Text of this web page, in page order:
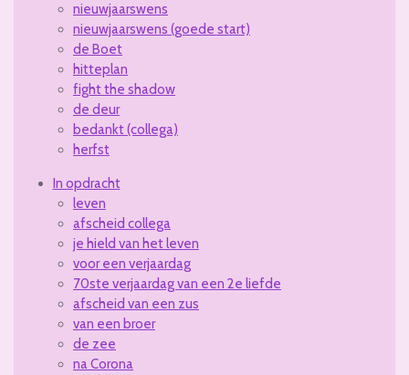
nieuwjaarswens
nieuwjaarswens (goede start)
de Boet
hitteplan
fight the shadow
de deur
bedankt (collega)
herfst
In opdracht
leven
afscheid collega
je hield van het leven
voor een verjaardag
70ste verjaardag van een 2e liefde
afscheid van een zus
van een broer
de zee
na Corona